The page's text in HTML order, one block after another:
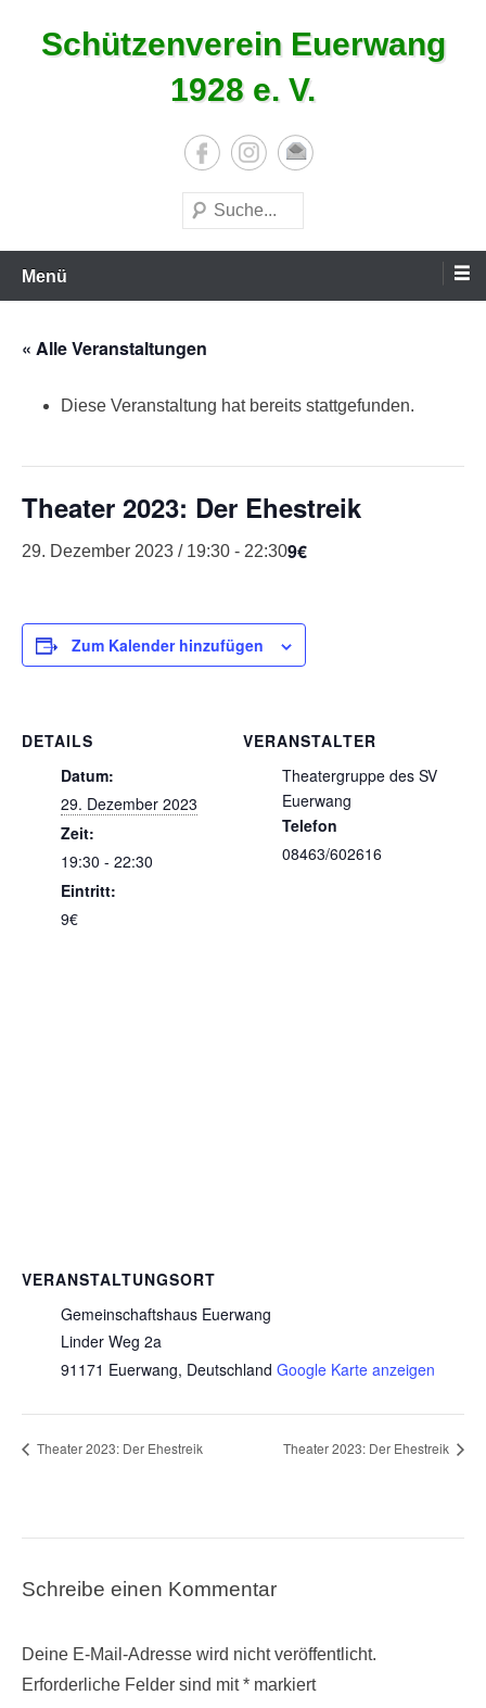
Schützenverein Euerwang
1928 e. V.
Suchen
Menü
« Alle Veranstaltungen
Diese Veranstaltung hat bereits stattgefunden.
Theater 2023: Der Ehestreik
29. Dezember 2023 / 19:30 - 22:309€
Zum Kalender hinzufügen
DETAILS
Datum:
29. Dezember 2023
Zeit:
19:30 - 22:30
Eintritt:
9€
VERANSTALTER
Theatergruppe des SV
Euerwang
Telefon
08463/602616
VERANSTALTUNGSORT
Gemeinschaftshaus Euerwang
Linder Weg 2a
91171 Euerwang, Deutschland Google Karte anzeigen
Theater 2023: Der Ehestreik Theater 2023: Der Ehestreik
Schreibe einen Kommentar
Deine E-Mail-Adresse wird nicht veröffentlicht.
Erforderliche Felder sind mit* markiert